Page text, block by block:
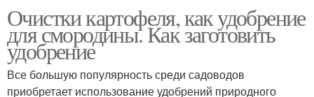
Очистки картофеля, как удобрение
для смородины. Как заготовить
удобрение
Все большую популярность среди садоводов
приобретает использование удобрений природного